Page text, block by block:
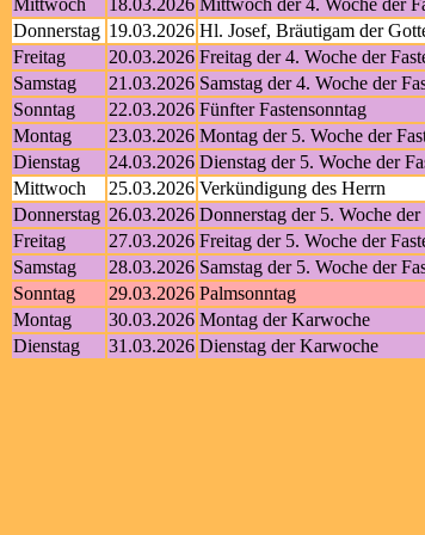
Mittwoch
18.03.2026 Mittwoch der 4. Woche der
Donnerstag 19.03.2026 Hl. Josef, Bräutigam der
Freitag
20.03.2026 Freitag der 4. Woche der
Samstag
21.03.2026 Samstag der 4. Woche der
Sonntag
22.03.2026 Fünfter Fastensonntag
Montag
23.03.2026 Montag der 5. Woche der
Dienstag
24.03.2026 Dienstag der 5. Woche der
Mittwoch
25.03.2026 Verkündigung des Herrn
Donnerstag 26.03.2026 Donnerstag der 5. Woche der
Freitag
27.03.2026 Freitag der 5. Woche der
Samstag
28.03.2026 Samstag der 5. Woche der
Sonntag
29.03.2026 Palmsonntag
Montag
30.03.2026 Montag der Karwoche
Dienstag
31.03.2026 Dienstag der Karwoche